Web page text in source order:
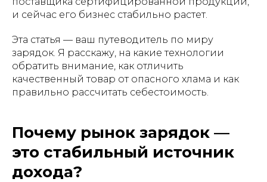
и сейчас его бизнес стабильно растет.
Эта статья — ваш путеводитель по миру
зарядок. Я расскажу, на какие технологии
обратить внимание, как отличить
качественный товар от опасного хлама и как
правильно рассчитать себестоимость.
Почему рынок зарядок —
это стабильный источник
дохода?